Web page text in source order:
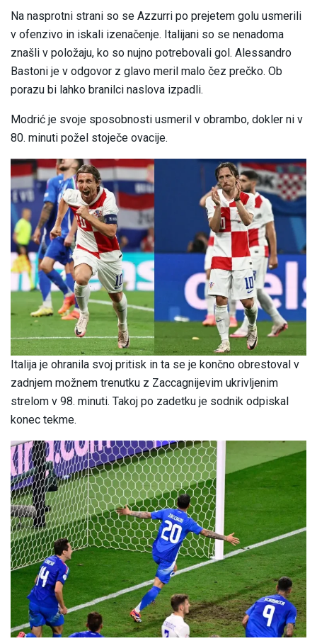
Na nasprotni strani so se Azzurri po prejetem golu usmerili
v ofenzivo in iskali izenačenje. Italijani so se nenadoma
znašli v položaju, ko so nujno potrebovali gol. Alessandro
Bastoni je v odgovor z glavo meril malo čez prečko. Ob
porazu bi lahko branilci naslova izpadli.
Modrić je svoje sposobnosti usmeril v obrambo, dokler ni v
80. minuti požel stoječe ovacije.
Italija je ohranila svoj pritisk in ta se je končno obrestoval v
zadnjem možnem trenutku z Zaccagnijevim ukrivljenim
strelom v 98. minuti. Takoj po zadetku je sodnik odpiskal
konec tekme.